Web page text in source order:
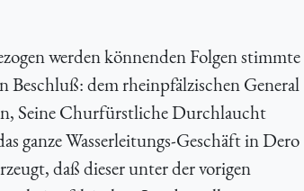
werden könnenden Folgen stimmte
Beschluß: dem rheinpfälzischen General
Seine Churfürstliche Durchlaucht
ganze Wasserleitungs-Geschäft in Dero
daß dieser unter der vorigen